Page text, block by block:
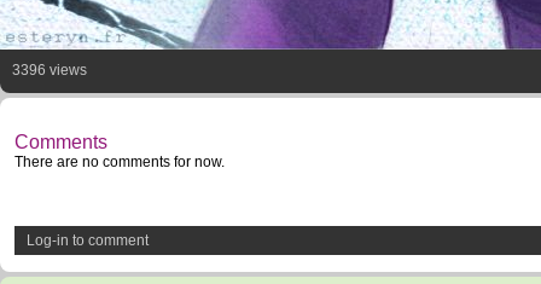
3396 views
Comments
There are no comments for now.
Log-in to comment